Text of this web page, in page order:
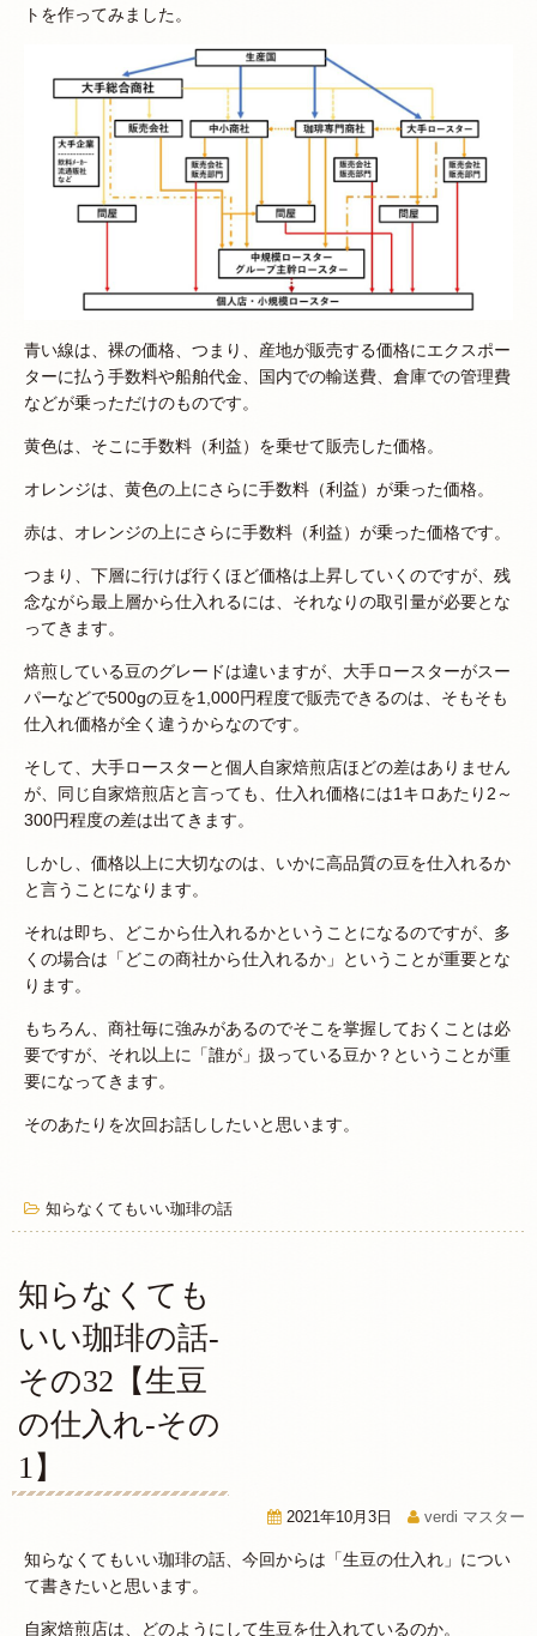
トを作ってみました。
青い線は、裸の価格、つまり、産地が販売する価格にエクスポー
ターに払う手数料や船舶代金、国内での輸送費、倉庫での管理費
などが乗っただけのものです。
黄色は、そこに手数料（利益）を乗せて販売した価格。
オレンジは、黄色の上にさらに手数料（利益）が乗った価格。
赤は、オレンジの上にさらに手数料（利益）が乗った価格です。
つまり、下層に行けば行くほど価格は上昇していくのですが、残
念ながら最上層から仕入れるには、それなりの取引量が必要とな
ってきます。
焙煎している豆のグレードは違いますが、大手ロースターがスー
パーなどで500gの豆を1,000円程度で販売できるのは、そもそも
仕入れ価格が全く違うからなのです。
そして、大手ロースターと個人自家焙煎店ほどの差はありません
が、同じ自家焙煎店と言っても、仕入れ価格には1キロあたり2～
300円程度の差は出てきます。
しかし、価格以上に大切なのは、いかに高品質の豆を仕入れるか
と言うことになります。
それは即ち、どこから仕入れるかということになるのですが、多
くの場合は「どこの商社から仕入れるか」ということが重要とな
ります。
もちろん、商社毎に強みがあるのでそこを掌握しておくことは必
要ですが、それ以上に「誰が」扱っている豆か？ということが重
要になってきます。
そのあたりを次回お話ししたいと思います。
知らなくてもいい珈琲の話
知らなくても
いい珈琲の話-
その32【生豆
の仕入れ-その
1】
2021年10月3日 verdi マスター
知らなくてもいい珈琲の話、今回からは「生豆の仕入れ」につい
て書きたいと思います。
自家焙煎店は、どのようにして生豆を仕入れているのか。